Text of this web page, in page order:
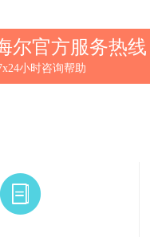
尔官方服务热线
小时咨询帮助